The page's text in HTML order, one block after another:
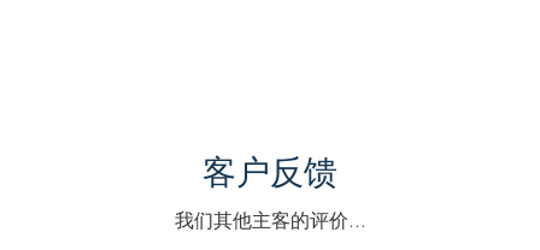
客户反馈
我们其他主客的评价...